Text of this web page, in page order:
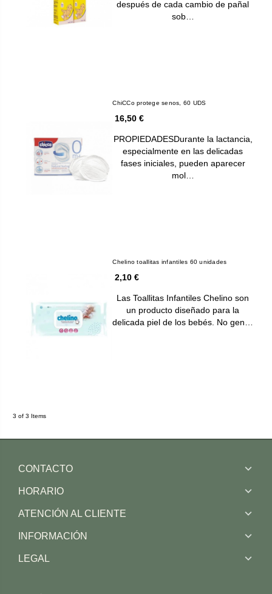
después de cada cambio de pañal
sob…
ChiCCo protege senos, 60 UDS
16,50 €
PROPIEDADESDurante la lactancia,
especialmente en las delicadas
fases iniciales, pueden aparecer
mol…
Chelino toallitas infantiles 60 unidades
2,10 €
Las Toallitas Infantiles Chelino son
un producto diseñado para la
delicada piel de los bebés. No gen…
3 of 3 Items
CONTACTO
HORARIO
ATENCIÓN AL CLIENTE
INFORMACIÓN
LEGAL